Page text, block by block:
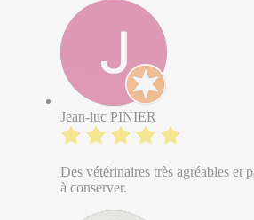
Jean-luc PINIER
Des vétérinaires très agréables et
à conserver.